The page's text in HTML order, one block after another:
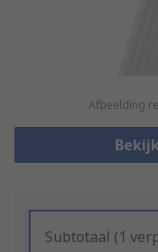
Afbeelding
Subtotaal (1